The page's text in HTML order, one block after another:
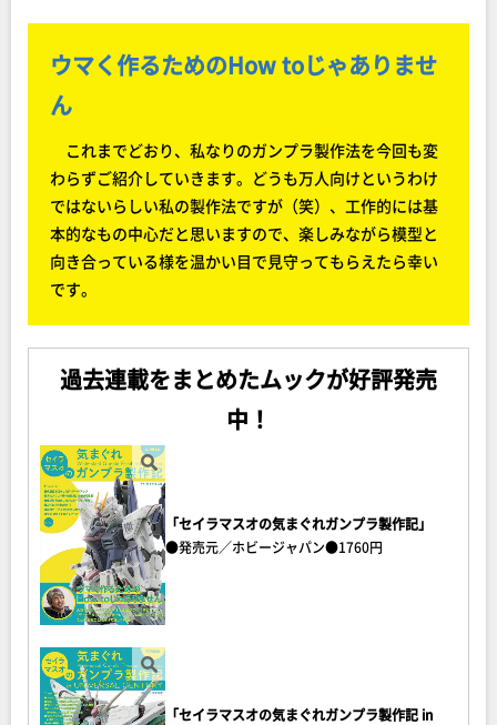
ウマく作るためのHow toじゃありませ
ん
これまでどおり、私なりのガンプラ製作法を今回も変
わらずご紹介していきます。どうも万人向けというわけ
ではないらしい私の製作法ですが（笑）、工作的には基
本的なもの中心だと思いますので、楽しみながら模型と
向き合っている様を温かい目で見守ってもらえたら幸い
です。
過去連載をまとめたムックが好評発売
中！
「セイラマスオの気まぐれガンプラ製作記」
●発売元／ホビージャパン●1760円
「セイラマスオの気まぐれガンプラ製作記 in